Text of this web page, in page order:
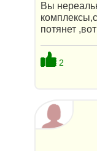
Вы
потянет
2